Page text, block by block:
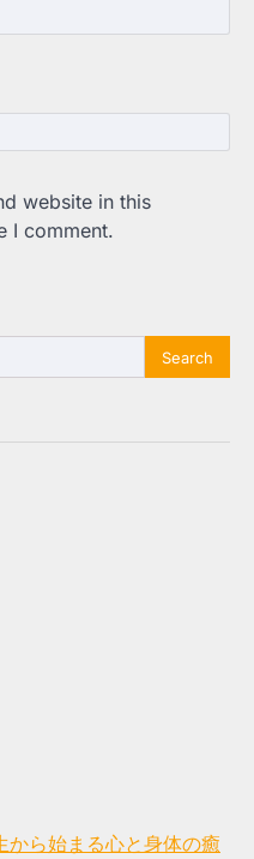
website in this
I comment.
から始まる心と身体の癒